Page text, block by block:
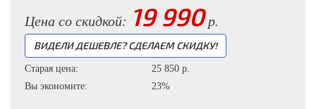
Цена со скидкой: 19 990р.
ВИДЕЛИ ДЕШЕВЛЕ? СДЕЛАЕМ СКИДКУ!
Старая цена: 25 850 р.
Вы экономите:
23%